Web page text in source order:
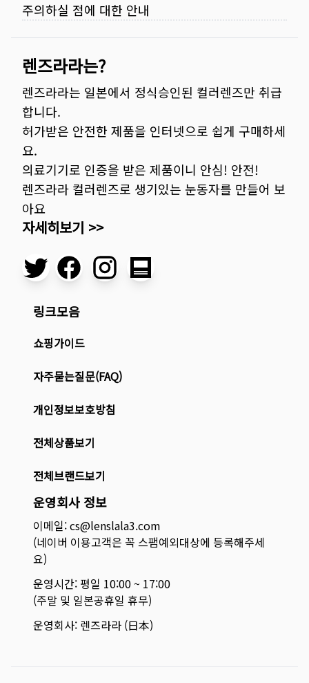
주의하실 점에 대한 안내
렌즈라라는?
렌즈라라는 일본에서 정식승인된 컬러렌즈만 취급
합니다.
허가받은 안전한 제품을 인터넷으로 쉽게 구매하세
요.
의료기기로 인증을 받은 제품이니 안심! 안전!
렌즈라라 컬러렌즈로 생기있는 눈동자를 만들어 보
아요
자세히보기 >>
링크모음
쇼핑가이드
자주묻는질문(FAQ)
개인정보보호방침
전체상품보기
전체브랜드보기
운영회사 정보
이메일: cs@lenslala3.com
(네이버 이용고객은 꼭 스팸예외대상에 등록해주세
요)
운영시간: 평일 10:00 ~ 17:00
(주말 및 일본공휴일 휴무)
운영회사: 렌즈라라 (日本)